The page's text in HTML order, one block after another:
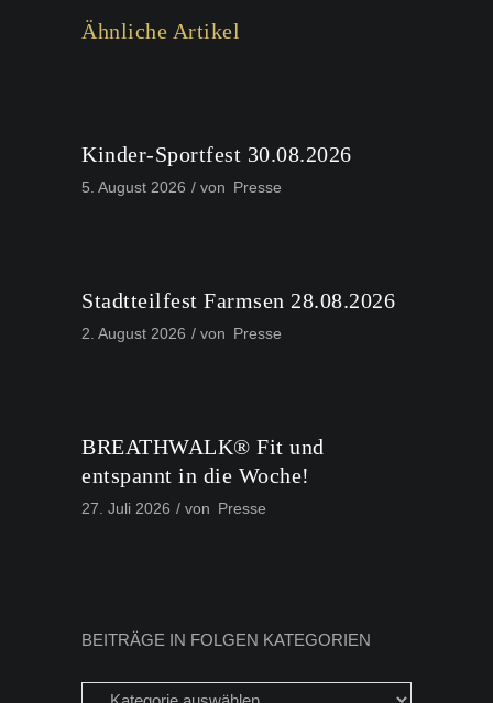
Ähnliche Artikel
Kinder-Sportfest 30.08.2026
5. August 2026 von Presse
Stadtteilfest Farmsen 28.08.2026
2. August 2026 von Presse
BREATHWALK® Fit und
entspannt in die Woche!
27. Juli 2026 von Presse
BEITRÄGE IN FOLGEN KATEGORIEN
Beiträge